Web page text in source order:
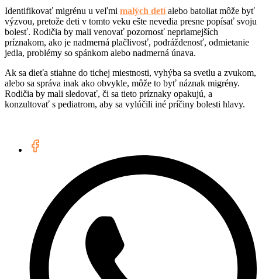
Identifikovať migrénu u veľmi malých detíalebo batoliat môže byť
výzvou, pretože deti v tomto veku ešte nevedia presne popísať svoju
bolesť. Rodičia by mali venovať pozornosť nepriamejších
príznakom, ako je nadmerná plačlivosť, podráždenosť, odmietanie
jedla, problémy so spánkom alebo nadmerná únava.
Ak sa dieťa stiahne do tichej miestnosti, vyhýba sa svetlu a zvukom,
alebo sa správa inak ako obvykle, môže to byť náznak migrény.
Rodičia by mali sledovať, či sa tieto príznaky opakujú, a
konzultovať s pediatrom, aby sa vylúčili iné príčiny bolesti hlavy.